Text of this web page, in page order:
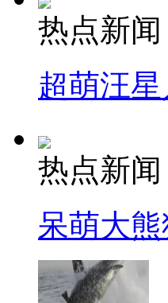
热点新闻
超萌汪
热点新闻
呆萌大